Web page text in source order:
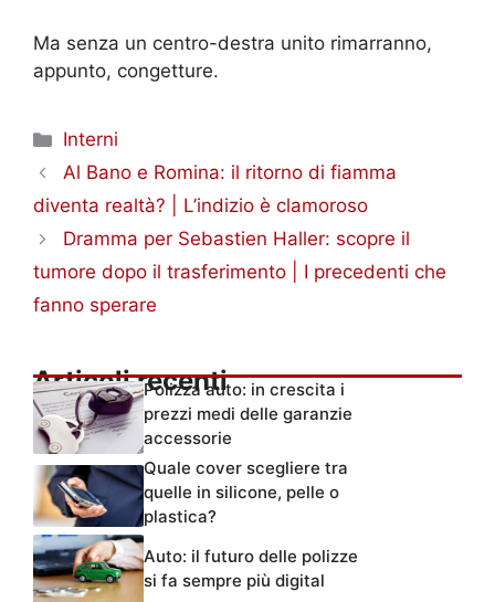
Ma senza un centro-destra unito rimarranno,
appunto, congetture.
Categorie
Interni
Al Bano e Romina: il ritorno di fiamma
diventa realtà? | L’indizio è clamoroso
Dramma per Sebastien Haller: scopre il
tumore dopo il trasferimento | I precedenti che
fanno sperare
Articoli recentiPolizza auto: in crescita i
prezzi medi delle garanzie
accessorie
Quale cover scegliere tra
quelle in silicone, pelle o
plastica?
Auto: il futuro delle polizze
si fa sempre più digital